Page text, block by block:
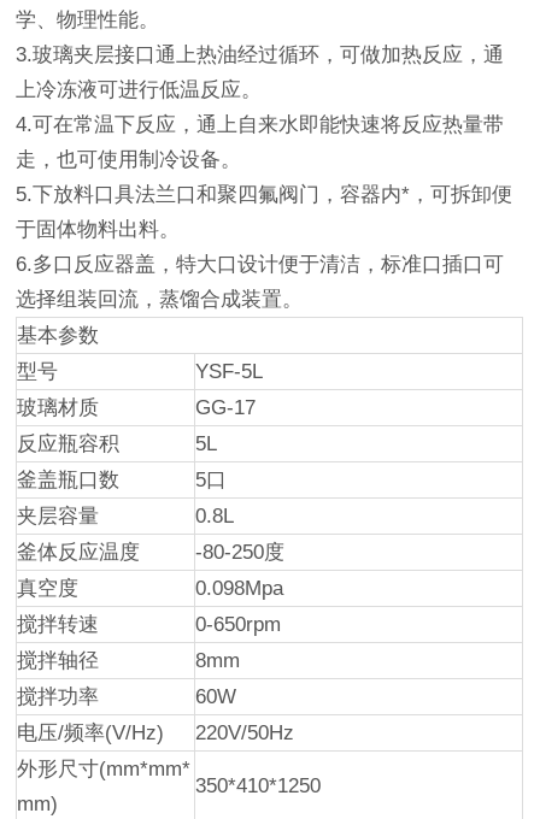
学、物理性能。
3.玻璃夹层接口通上热油经过循环，可做加热反应，通
上冷冻液可进行低温反应。
4.可在常温下反应，通上自来水即能快速将反应热量带
走，也可使用制冷设备。
5.下放料口具法兰口和聚四氟阀门，容器内*，可拆卸便
于固体物料出料。
6.多口反应器盖，特大口设计便于清洁，标准口插口可
选择组装回流，蒸馏合成装置。
基本参数
型号
YSF-5L
玻璃材质
GG-17
反应瓶容积
5L
釜盖瓶口数
5口
夹层容量
0.8L
釜体反应温度
-80-250度
真空度
0.098Mpa
搅拌转速
0-650rpm
搅拌轴径
8mm
搅拌功率
60W
电压/频率(V/Hz)
220V/50Hz
外形尺寸(mm*mm*
mm)
350*410*1250